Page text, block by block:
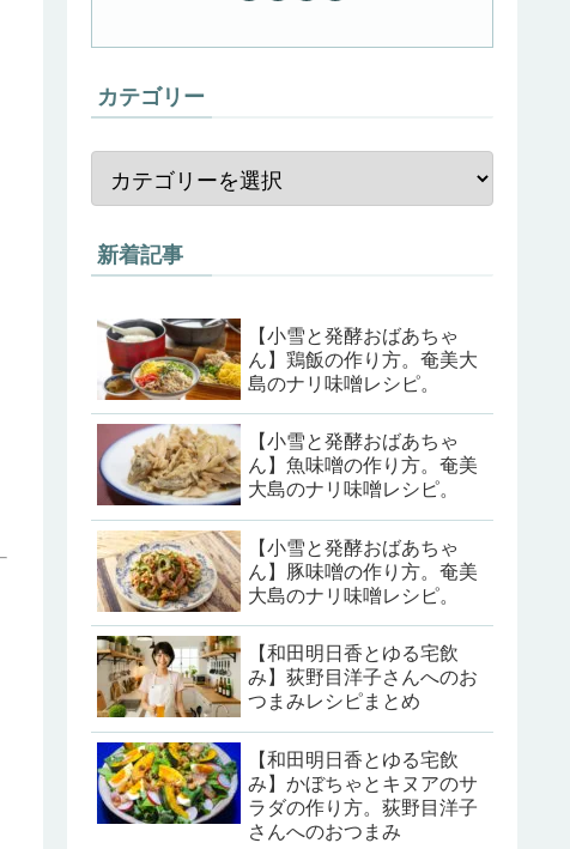
カテゴリー
新着記事
【小雪と発酵おばあちゃ
ん】鶏飯の作り方。奄美大
島のナリ味噌レシピ。
【小雪と発酵おばあちゃ
ん】魚味噌の作り方。奄美
大島のナリ味噌レシピ。
【小雪と発酵おばあちゃ
ん】豚味噌の作り方。奄美
大島のナリ味噌レシピ。
【和田明日香とゆる宅飲
み】荻野目洋子さんへのお
つまみレシピまとめ
【和田明日香とゆる宅飲
み】かぼちゃとキヌアのサ
ラダの作り方。荻野目洋子
さんへのおつまみ